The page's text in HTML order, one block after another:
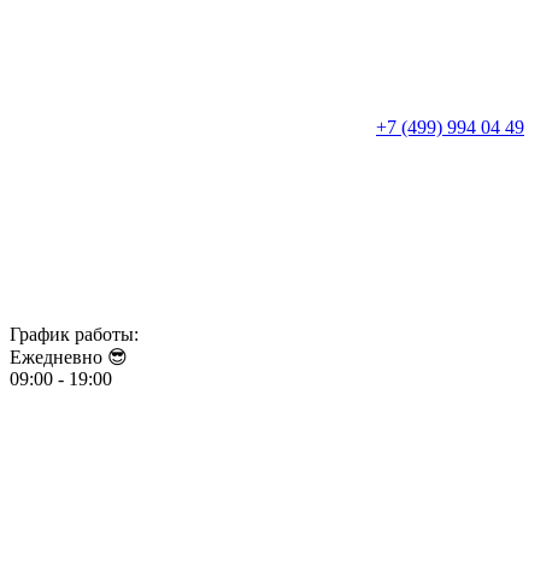
+7 (499) 994 04 49
График работы:
Ежедневно 😎​​​​​​​
09:00 - 19:00